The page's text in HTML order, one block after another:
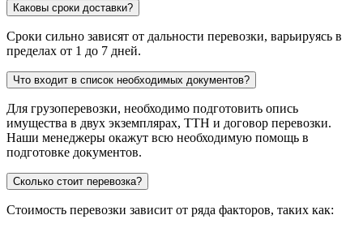
Каковы сроки доставки?
Сроки сильно зависят от дальности перевозки, варьируясь в
пределах от 1 до 7 дней.
Что входит в список необходимых документов?
Для грузоперевозки, необходимо подготовить опись
имущества в двух экземплярах, ТТН и договор перевозки.
Наши менеджеры окажут всю необходимую помощь в
подготовке документов.
Сколько стоит перевозка?
Стоимость перевозки зависит от ряда факторов, таких как: